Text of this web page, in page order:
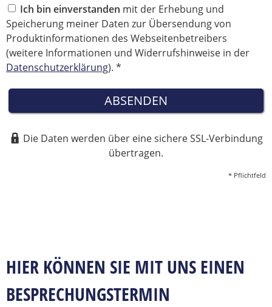
Ich bin einverstanden mit der Erhebung und
Speicherung meiner Daten zur Übersendung von
Produktinformationen des Webseitenbetreibers
(weitere Informationen und Widerrufshinweise in der
Datenschutzerklärung). *
ABSENDEN
Die Daten werden über eine sichere SSL-Verbindung
übertragen.
* Pflichtfeld
HIER KÖNNEN SIE MIT UNS EINEN
BESPRECHUNGSTERMIN